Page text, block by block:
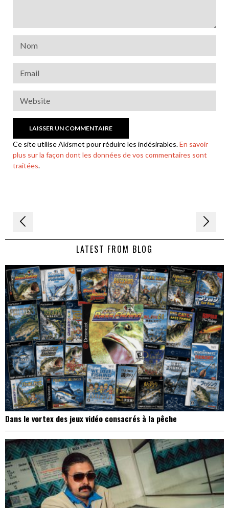
Ce site utilise Akismet pour réduire les indésirables.En savoir
plus sur la façon dont les données de vos commentaires sont
traitées.
Navigation
de LATEST FROM BLOG
Dans le vortex des jeux vidéo consacrés à la pêche